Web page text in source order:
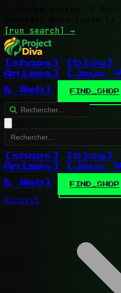
//
indexées dans toute la
[run search] →
[shops] [blog]
Animés]
[Jeux
& Web]
FIND_SHOP
[shops] [blog]
Animés]
[Jeux
& Web]
FIND_SHOP
Accueil